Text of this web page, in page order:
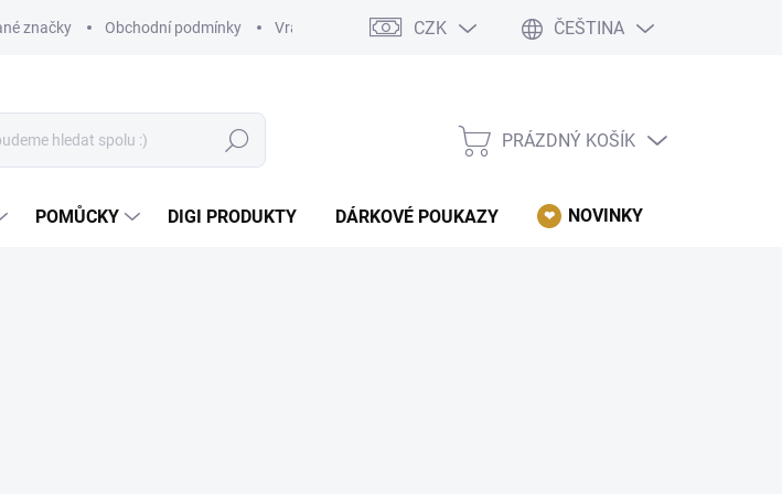
značky Obchodní podmínky Vrácení, reklamace, odstoupení od kupní smlouvy. Podmínky ochrany
CZK ČEŠTINA
Hledat
NÁKUPNÍ
PRÁZDNÝ KOŠÍK
POMŮCKY DIGI PRODUKTY DÁRKOVÉ POUKAZY NOVINKY